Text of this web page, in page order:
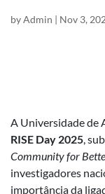
byAdmin | Nov 3,
A Universidade de
RISE Day 2025,
Community for
investigadores
importância da